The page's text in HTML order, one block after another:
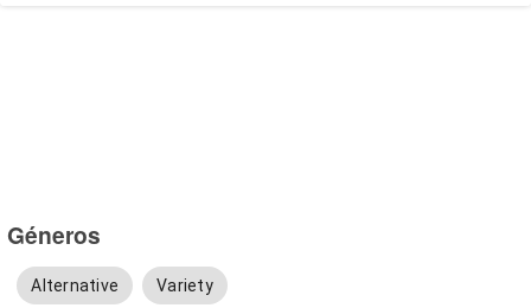
Géneros
Alternative Variety